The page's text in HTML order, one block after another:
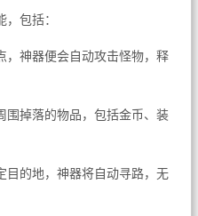
包括：
，神器便会自动攻击怪物，释
围掉落的物品，包括金币、装
目的地，神器将自动寻路，无